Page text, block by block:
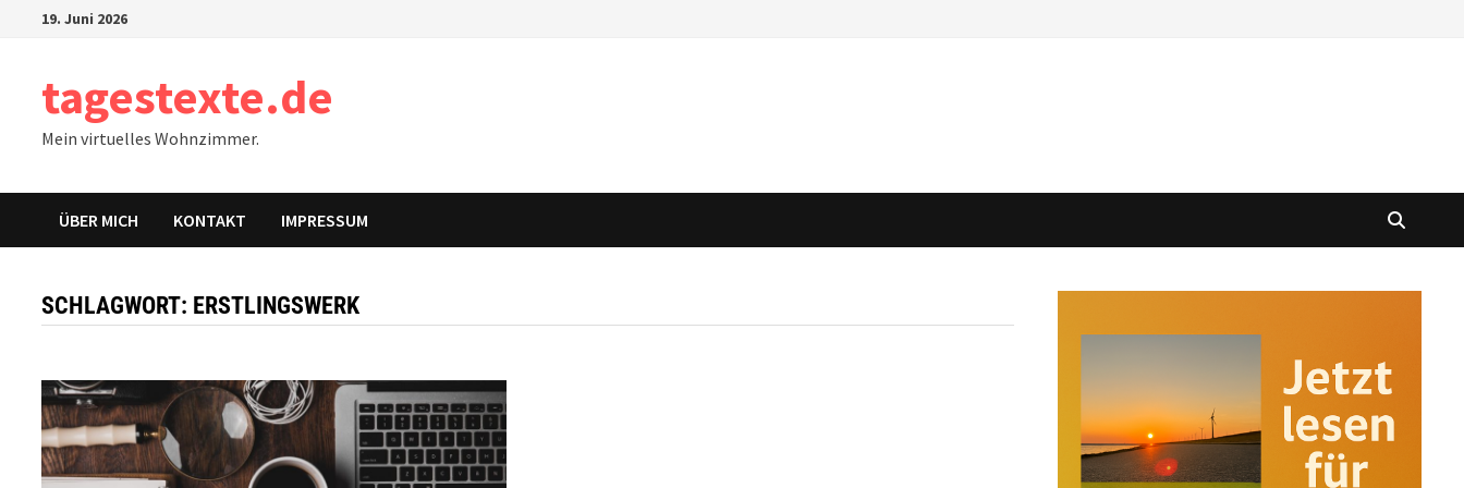
19. Juni 2026
tagestexte.de
Mein virtuelles Wohnzimmer.
ÜBER MICH KONTAKT IMPRESSUM
SCHLAGWORT: ERSTLINGSWERK